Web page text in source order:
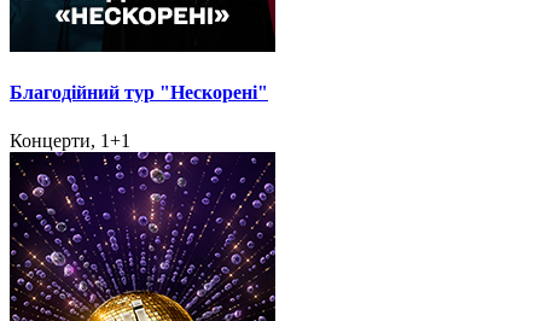
Благодійний тур "Нескорені"
Концерти, 1+1